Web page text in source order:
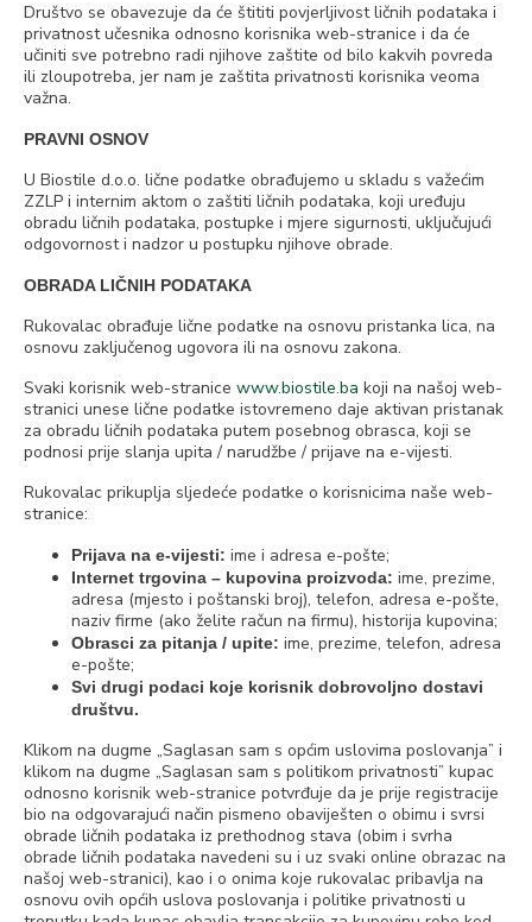
Društvo se obavezuje da će štititi povjerljivost ličnih podataka i
privatnost učesnika odnosno korisnika web-stranice i da će
učiniti sve potrebno radi njihove zaštite od bilo kakvih povreda
ili zloupotreba, jer nam je zaštita privatnosti korisnika veoma
važna.
PRAVNI OSNOV
U Biostile d.o.o. lične podatke obrađujemo u skladu s važećim
ZZLP i internim aktom o zaštiti ličnih podataka, koji uređuju
obradu ličnih podataka, postupke i mjere sigurnosti, uključujući
odgovornost i nadzor u postupku njihove obrade.
OBRADA LIČNIH PODATAKA
Rukovalac obrađuje lične podatke na osnovu pristanka lica, na
osnovu zaključenog ugovora ili na osnovu zakona.
Svaki korisnik web-stranice www.biostile.ba koji na našoj web-
stranici unese lične podatke istovremeno daje aktivan pristanak
za obradu ličnih podataka putem posebnog obrasca, koji se
podnosi prije slanja upita / narudžbe / prijave na e-vijesti.
Rukovalac prikuplja sljedeće podatke o korisnicima naše web-
stranice:
Prijava na e-vijesti: ime i adresa e-pošte;
Internet trgovina – kupovina proizvoda: ime, prezime,
adresa (mjesto i poštanski broj), telefon, adresa e-pošte,
naziv firme (ako želite račun na firmu), historija kupovina;
Obrasci za pitanja / upite: ime, prezime, telefon, adresa
e-pošte;
Svi drugi podaci koje korisnik dobrovoljno dostavi
društvu.
Klikom na dugme „Saglasan sam s općim uslovima poslovanja” i
klikom na dugme „Saglasan sam s politikom privatnosti” kupac
odnosno korisnik web-stranice potvrđuje da je prije registracije
bio na odgovarajući način pismeno obaviješten o obimu i svrsi
obrade ličnih podataka iz prethodnog stava (obim i svrha
obrade ličnih podataka navedeni su i uz svaki online obrazac na
našoj web-stranici), kao i o onima koje rukovalac pribavlja na
osnovu ovih općih uslova poslovanja i politike privatnosti u